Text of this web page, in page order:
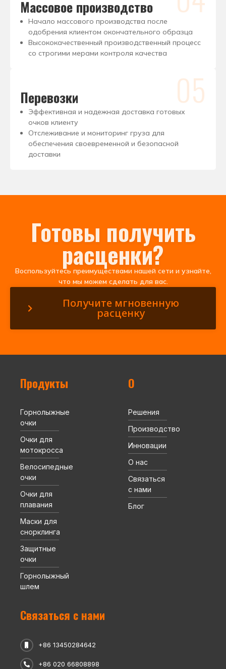
Массовое производство
Начало массового производства после
одобрения клиентом окончательного образца
Высококачественный производственный процесс
со строгими мерами контроля качества
05
Перевозки
Эффективная и надежная доставка готовых
очков клиенту
Отслеживание и мониторинг груза для
обеспечения своевременной и безопасной
доставки
Готовы получить
расценки?
Воспользуйтесь преимуществами нашей сети и узнайте,
что мы можем сделать для вас.
Получите мгновенную
расценку
Продукты
Горнолыжные
очки
Очки для
мотокросса
Велосипедные
очки
Очки для
плавания
Маски для
снорклинга
Защитные
очки
Горнолыжный
шлем
О
Решения
Производство
Инновации
О нас
Связаться
с нами
Блог
Связаться с нами
+86 13450284642
+86 020 66808898